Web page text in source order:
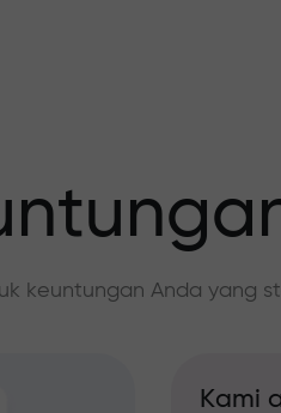
keuntungan Anda yang
Kami